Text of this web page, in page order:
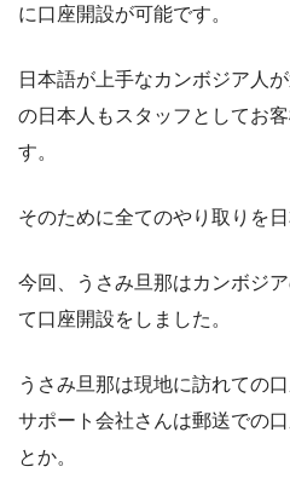
に口座開設が可能です。
日本語が上手なカンボジア人
の日本人もスタッフとしてお
す。
そのために全てのやり取りを
今回、うさみ旦那はカンボジ
て口座開設をしました。
うさみ旦那は現地に訪れての
サポート会社さんは郵送での
とか。